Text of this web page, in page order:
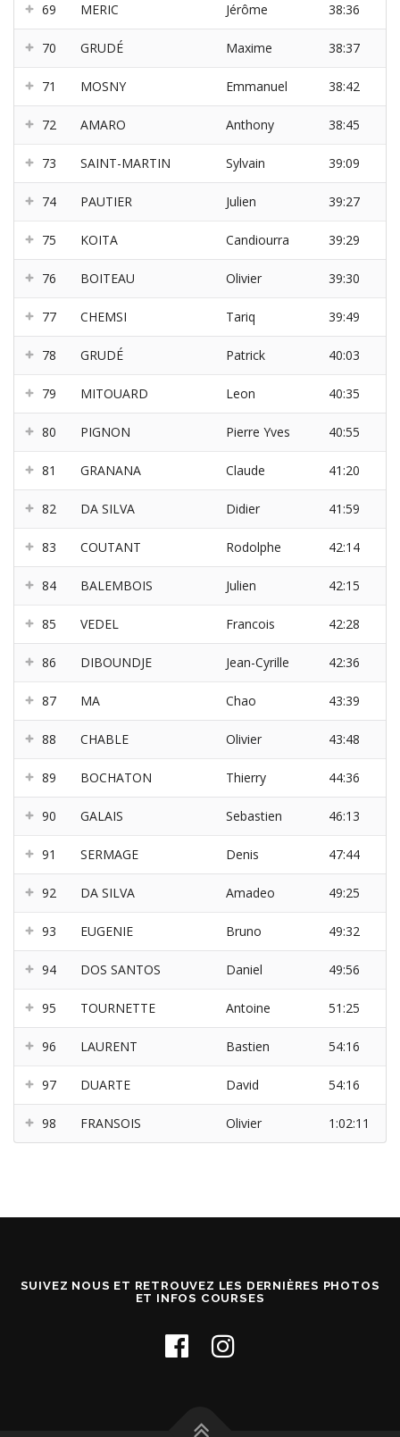
69 MERIC Jérôme 38:36
70 GRUDÉ Maxime 38:37
71 MOSNY Emmanuel 38:42
72 AMARO Anthony 38:45
73 SAINT-MARTIN Sylvain 39:09
74 PAUTIER Julien 39:27
75 KOITA Candiourra 39:29
76 BOITEAU Olivier 39:30
77 CHEMSI Tariq 39:49
78 GRUDÉ Patrick 40:03
79 MITOUARD Leon 40:35
80 PIGNON Pierre Yves 40:55
81 GRANANA Claude 41:20
82 DA SILVA Didier 41:59
83 COUTANT Rodolphe 42:14
84 BALEMBOIS Julien 42:15
85 VEDEL Francois 42:28
86 DIBOUNDJE Jean-Cyrille 42:36
87 MA Chao 43:39
88 CHABLE Olivier 43:48
89 BOCHATON Thierry 44:36
90 GALAIS Sebastien 46:13
91 SERMAGE Denis 47:44
92 DA SILVA Amadeo 49:25
93 EUGENIE Bruno 49:32
94 DOS SANTOS Daniel 49:56
95 TOURNETTE Antoine 51:25
96 LAURENT Bastien 54:16
97 DUARTE David 54:16
98 FRANSOIS Olivier 1:02:11
SUIVEZ NOUS ET RETROUVEZ LES DERNIÈRES PHOTOS
ET INFOS COURSES